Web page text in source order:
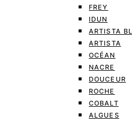
FREY
IDUN
ARTISTA
ARTISTA
OCÉAN
NACRE
DOUCEUR
ROCHE
COBALT
ALGUES